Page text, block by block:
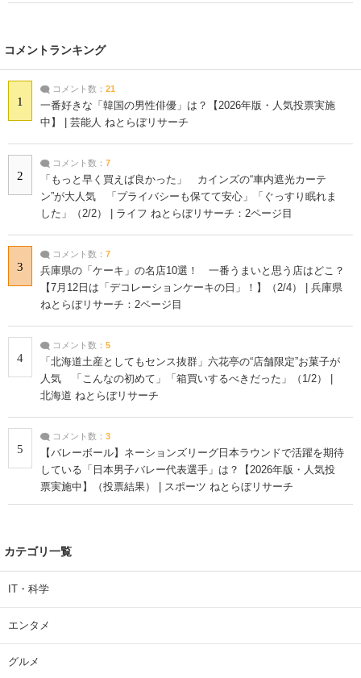
コメントランキング
1
コメント数： 21
一番好きな「韓国の男性俳優」は？【2026年版・人気投票実施
中】 | 芸能人 ねとらぼリサーチ
2
コメント数： 7
「もっと早く買えば良かった」 カインズの“車内遮光カーテ
ン”が大人気 「プライバシーも保てて安心」「ぐっすり眠れま
した」（2/2） | ライフ ねとらぼリサーチ：2ページ目
3
コメント数： 7
兵庫県の「ケーキ」の名店10選！ 一番うまいと思う店はどこ？
【7月12日は「デコレーションケーキの日」！】（2/4） | 兵庫県
ねとらぼリサーチ：2ページ目
4
コメント数： 5
「北海道土産としてもセンス抜群」六花亭の“店舗限定”お菓子が
人気 「こんなの初めて」「箱買いするべきだった」（1/2） |
北海道 ねとらぼリサーチ
5
コメント数： 3
【バレーボール】ネーションズリーグ日本ラウンドで活躍を期待
している「日本男子バレー代表選手」は？【2026年版・人気投
票実施中】（投票結果） | スポーツ ねとらぼリサーチ
カテゴリ一覧
IT・科学
エンタメ
グルメ